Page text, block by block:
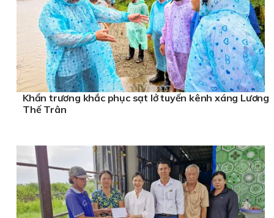
Khẩn trương khắc phục sạt lở tuyến kênh xáng Lương
Thế Trân